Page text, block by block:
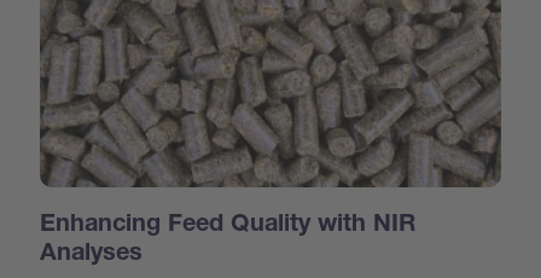
Enhancing Feed Quality with NIR
Analyses